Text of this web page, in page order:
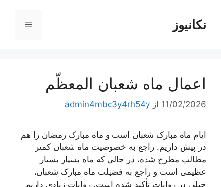
محتوانکانیوز فهرست
اعمال ماه شعبان المعظّم
11/02/2026 از admin4mbc3y4rh54y
ایام ماه مبارک شعبان است و ماه مبارک رمضان را هم
در پیش داریم. راجع به خصوصیت ماه شعبان کمتر
مطالب مطرح شده، در حالی که ماه بسیار بسیار
عظیمی است و راجع به فضیلت ماه مبارک شعبان،
خیلی در روایات تأکید شده است. روایات زیادی داریم